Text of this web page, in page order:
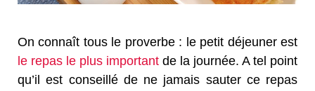
On connaît tous le proverbe : le petit déjeuner est
le repas le plus important de la journée. A tel point
qu’il est conseillé de ne jamais sauter ce repas